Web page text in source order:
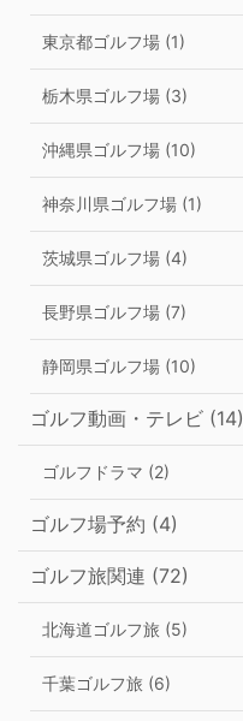
東京都ゴルフ場 (1)
栃木県ゴルフ場 (3)
沖縄県ゴルフ場 (10)
神奈川県ゴルフ場 (1)
茨城県ゴルフ場 (4)
長野県ゴルフ場 (7)
静岡県ゴルフ場 (10)
ゴルフ動画・テレビ (14)
ゴルフドラマ (2)
ゴルフ場予約 (4)
ゴルフ旅関連 (72)
北海道ゴルフ旅 (5)
千葉ゴルフ旅 (6)